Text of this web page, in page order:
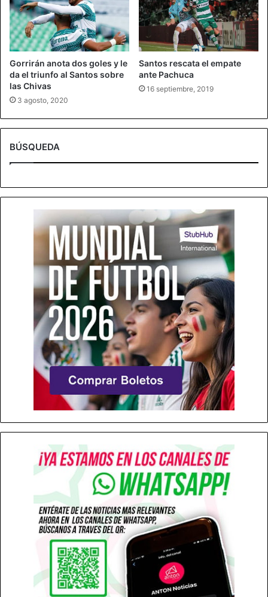
Gorrirán anota dos goles y le
da el triunfo al Santos sobre
las Chivas
3 agosto, 2020
Santos rescata el empate
ante Pachuca
16 septiembre, 2019
BÚSQUEDA